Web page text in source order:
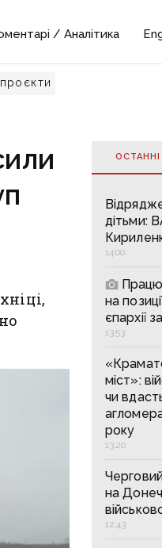
/ Аналітика
дітьми:
14:00
на
єпархії
13:53
міст»:
чи
року
13:20
на
12:43